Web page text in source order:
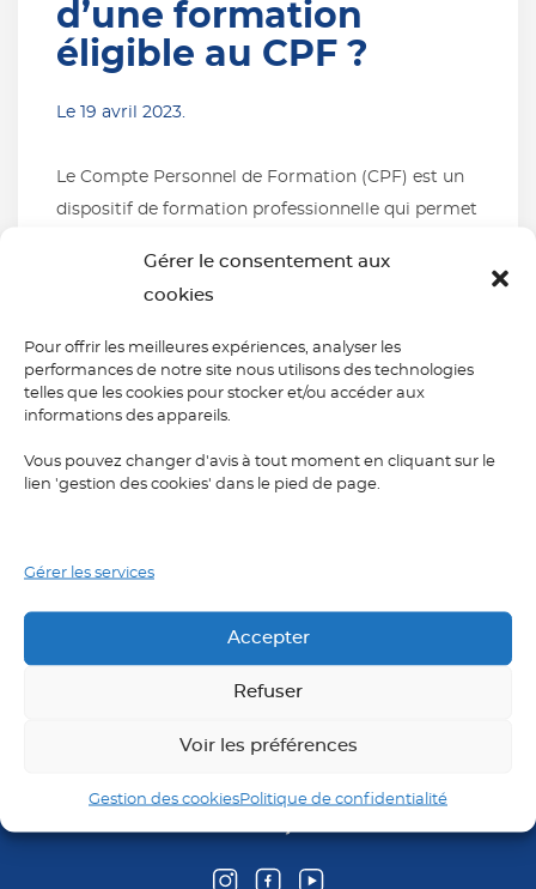
Gérer le consentement aux
cookies
Pour offrir les meilleures expériences, analyser les
performances de notre site nous utilisons des technologies
telles que les cookies pour stocker et/ou accéder aux
informations des appareils.
Vous pouvez changer d'avis à tout moment en cliquant sur le
lien 'gestion des cookies' dans le pied de page.
Gérer les services
Accepter
Refuser
Voir les préférences
Gestion des cookiesPolitique de confidentialité
d’une formation
éligible au CPF ?
Le 19 avril 2023.
Le Compte Personnel de Formation (CPF) est un
dispositif de formation professionnelle qui permet
indépendants et certains publics spécifiques tels
que les jeunes sortis du système scolaire, les
personnes en situation de handicap, etc. de suivre
des formations éligibles au CPF. En principe, toute
personne âgée d’au moins 16 ans […]
Lire la suite